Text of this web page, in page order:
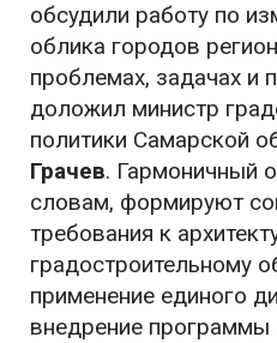
обсудили работу по
облика городов
проблемах, задачах и
доложил министр
политики Самарской
Грачев. Гармоничный
словам, формируют
требования к
градостроительному
применение единого
внедрение программы